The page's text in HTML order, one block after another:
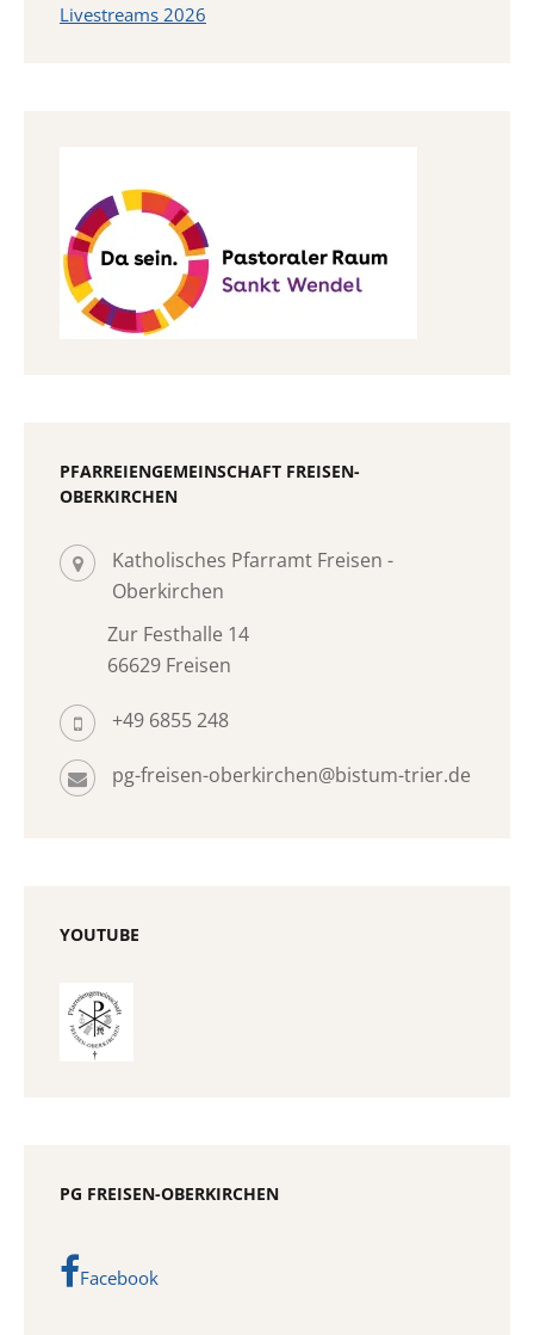
Livestreams 2026
PFARREIENGEMEINSCHAFT FREISEN-
OBERKIRCHEN
Katholisches Pfarramt Freisen -
Oberkirchen
Zur Festhalle 14
66629 Freisen
+49 6855 248
pg-freisen-oberkirchen@bistum-trier.de
YOUTUBE
PG FREISEN-OBERKIRCHEN
Facebook